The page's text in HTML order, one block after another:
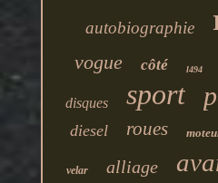
autobiographie
vogue côté l494
disques sport
diesel roues
velar alliage